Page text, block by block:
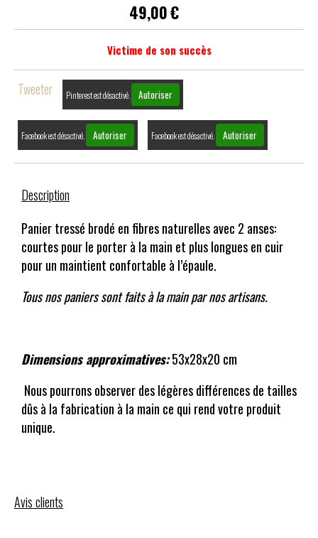
49,00€
Victime de son succès
Tweeter Pinterest est désactivé. Autoriser
Facebook est désactivé. Autoriser Facebook est désactivé. Autoriser
Description
Panier tressé brodé en fibres naturelles avec 2 anses:
courtes pour le porter à la main et plus longues en cuir
pour un maintient confortable à l’épaule.
Tous nos paniers sont faits à la main par nos artisans.
Dimensions approximatives:53x28x20 cm
Nous pourrons observer des légères différences de tailles
dûs à la fabrication à la main ce qui rend votre produit
unique.
Avis clients